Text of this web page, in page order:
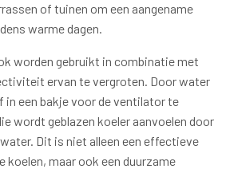
of tuinen om een aangename
warme dagen.
worden gebruikt in combinatie met
ervan te vergroten. Door water
in een bakje voor de ventilator te
wordt geblazen koeler aanvoelen door
Dit is niet alleen een effectieve
koelen, maar ook een duurzame